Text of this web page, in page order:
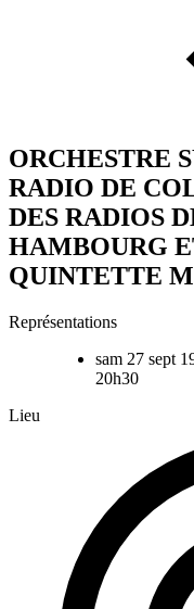
ORCHESTRE
RADIO DE
DES RADIOS
HAMBOURG
QUINTETTE
Représentations
sam 27 sept
20h30
Lieu